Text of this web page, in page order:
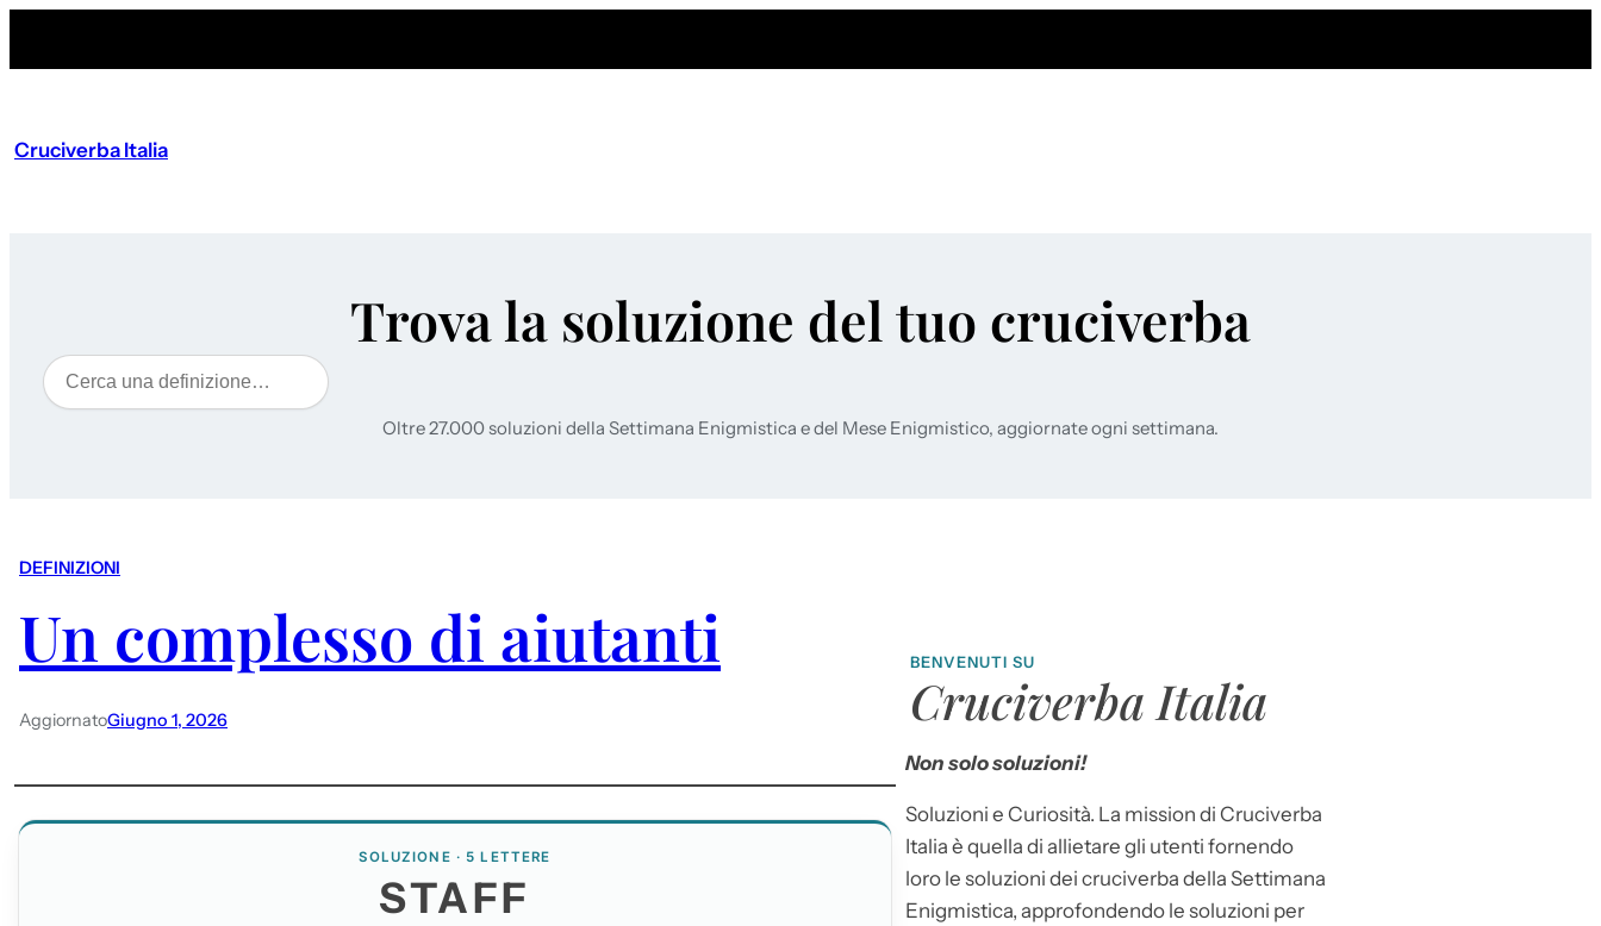
Cruciverba Italia
Trova la soluzione del tuo cruciverba
Cerca
Oltre 27.000 soluzioni della Settimana Enigmistica e del Mese Enigmistico, aggiornate ogni settimana.
DEFINIZIONI
Un complesso di aiutanti
AggiornatoGiugno 1, 2026
SOLUZIONE · 5 LETTERE
STAFF
BENVENUTI SU
Cruciverba Italia
Non solo soluzioni!
Soluzioni e Curiosità. La mission di Cruciverba
Italia è quella di allietare gli utenti fornendo
loro le soluzioni dei cruciverba della Settimana
Enigmistica, approfondendo le soluzioni per